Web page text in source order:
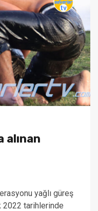
alınan
yağlı güreş
2022 tarihlerinde